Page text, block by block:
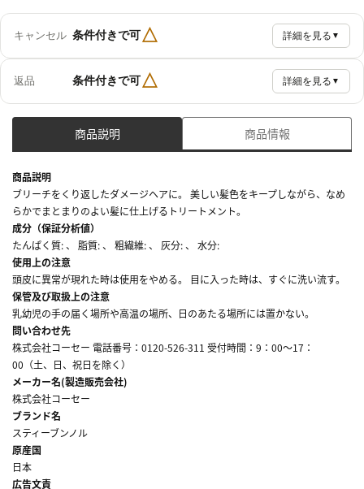
キャンセル 条件付きで可△ 詳細を見る ▼
返品 条件付きで可△ 詳細を見る ▼
商品説明 商品情報
商品説明
ブリーチをくり返したダメージヘアに。 美しい髪色をキープしながら、なめ
らかでまとまりのよい髪に仕上げるトリートメント。
成分（保証分析値）
たんぱく質: 、 脂質: 、 粗繊維: 、 灰分: 、 水分:
使用上の注意
頭皮に異常が現れた時は使用をやめる。 目に入った時は、すぐに洗い流す。
保管及び取扱上の注意
乳幼児の手の届く場所や高温の場所、日のあたる場所には置かない。
問い合わせ先
株式会社コーセー 電話番号：0120-526-311 受付時間：9：00～17：
00（土、日、祝日を除く）
メーカー名(製造販売会社)
株式会社コーセー
ブランド名
スティーブンノル
原産国
日本
広告文責